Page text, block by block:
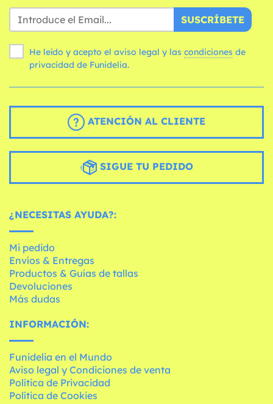
SUSCRÍBETE
He leído y acepto el aviso legal y las condiciones
privacidad de Funidelia.
ATENCIÓN AL CLIENTE
SIGUE TU PEDIDO
¿NECESITAS AYUDA?:
Mi pedido
Envíos & Entregas
Productos & Guías de tallas
Devoluciones
Más dudas
INFORMACIÓN:
Funidelia en el Mundo
Aviso legal y Condiciones de venta
Política de Privacidad
Política de Cookies